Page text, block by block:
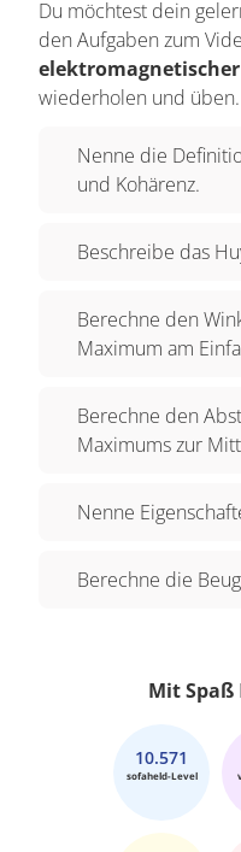
Du möchtest dein
den Aufgaben zum
wiederholen und üben.
Nenne die
und Kohärenz.
Beschreibe das
Berechne den
Maximum am
Berechne den
Maximums zur
Nenne
Berechne die
Mit Spaß
10.571
sofaheld-Level